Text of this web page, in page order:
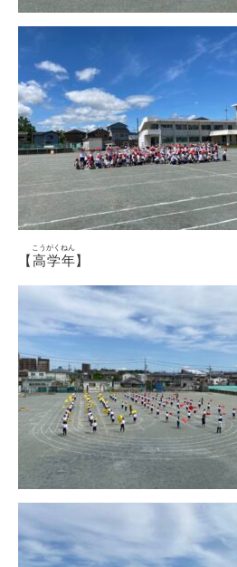
【高学年
こうがくねん
】